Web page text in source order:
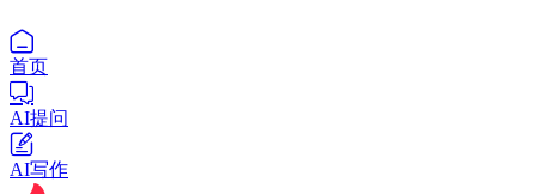
首页
AI提问
AI写作